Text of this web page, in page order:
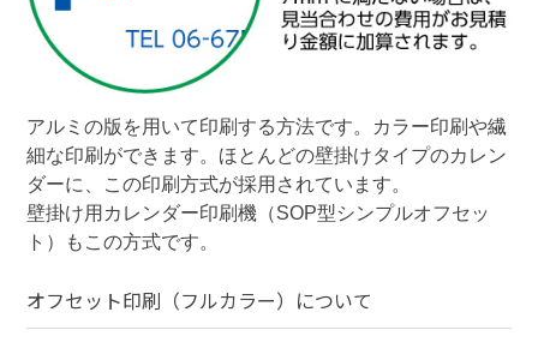
アルミの版を用いて印刷する方法です。カラー印刷や繊
細な印刷ができます。ほとんどの壁掛けタイプのカレン
ダーに、この印刷方式が採用されています。
壁掛け用カレンダー印刷機（SOP型シンプルオフセッ
ト）もこの方式です。
オフセット印刷（フルカラー） について